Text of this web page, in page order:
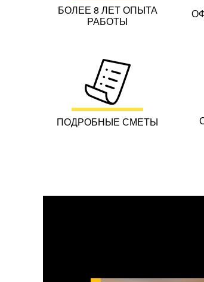
БОЛЕЕ 8 ЛЕТ ОПЫТА
РАБОТЫ
ПОДРОБНЫЕ СМЕТЫ